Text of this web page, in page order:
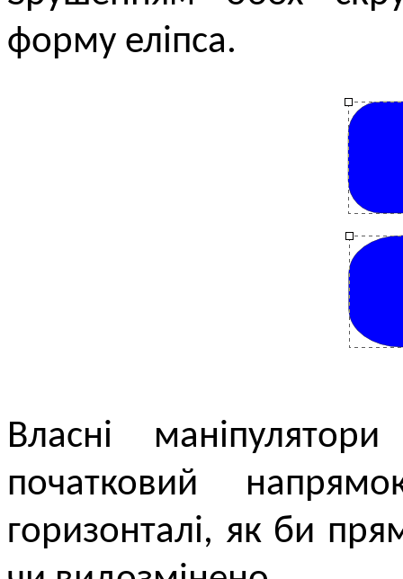
форму еліпса.
Власні
початковий
горизонталі, як би